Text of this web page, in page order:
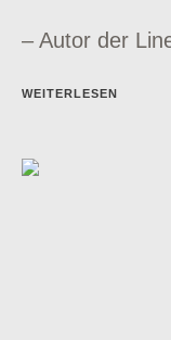
– Autor der
WEITERLESEN